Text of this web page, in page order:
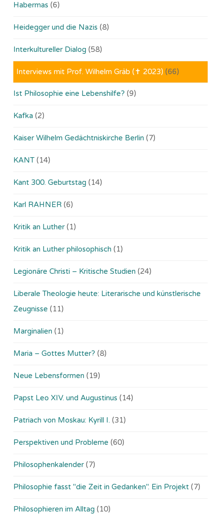
Habermas (6)
Heidegger und die Nazis (8)
Interkultureller Dialog (58)
Interviews mit Prof. Wilhelm Gräb (✝ 2023) (66)
Ist Philosophie eine Lebenshilfe? (9)
Kafka (2)
Kaiser Wilhelm Gedächtniskirche Berlin (7)
KANT (14)
Kant 300. Geburtstag (14)
Karl RAHNER (6)
Kritik an Luther (1)
Kritik an Luther philosophisch (1)
Legionäre Christi – Kritische Studien (24)
Liberale Theologie heute: Literarische und künstlerische
Zeugnisse (11)
Marginalien (1)
Maria – Gottes Mutter? (8)
Neue Lebensformen (19)
Papst Leo XIV. und Augustinus (14)
Patriach von Moskau: Kyrill I. (31)
Perspektiven und Probleme (60)
Philosophenkalender (7)
Philosophie fasst "die Zeit in Gedanken". Ein Projekt (7)
Philosophieren im Alltag (10)